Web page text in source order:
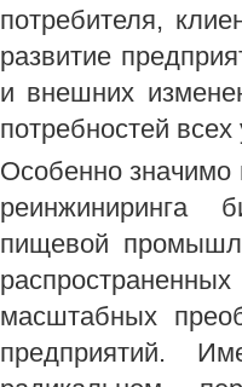
потребителя,
развитие
и внешних
потребностей
Особенно значимо
реинжиниринга
пищевой
масштабных
предприятий.